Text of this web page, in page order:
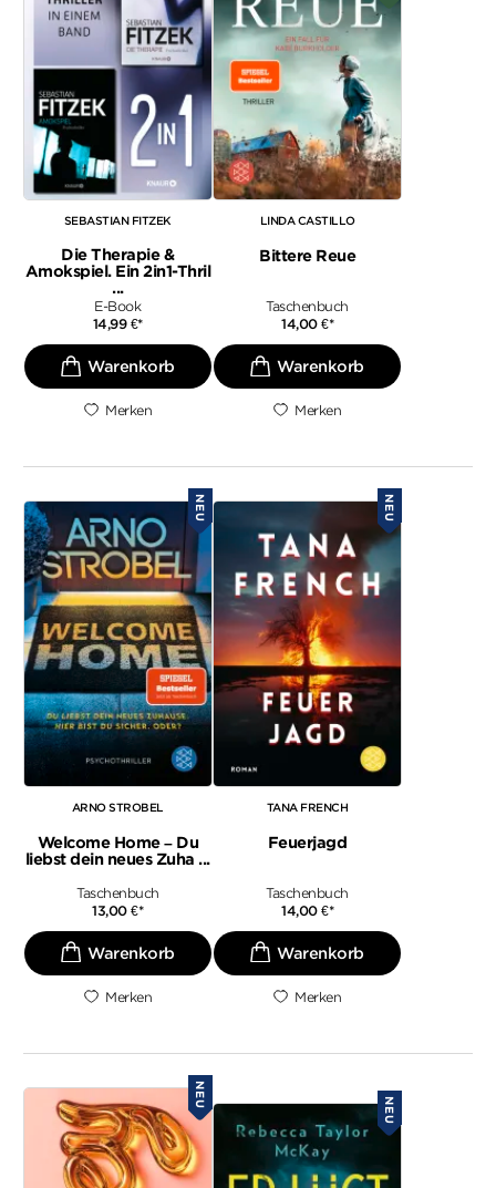
SEBASTIAN FITZEK
Die Therapie &
Amokspiel. Ein 2in1-Thril
...
E-Book
14,99 €*
Merken
LINDA CASTILLO
Bittere Reue
Taschenbuch
14,00€*
Merken
NEU
ARNO STROBEL
Welcome Home – Du
liebst dein neues Zuha ...
Taschenbuch
13,00€*
Merken
NEU
TANA FRENCH
Feuerjagd
Taschenbuch
14,00€*
Merken
NEU
NEU